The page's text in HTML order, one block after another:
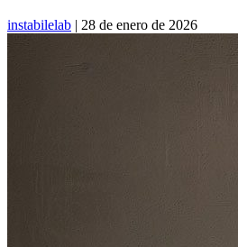
instabilelab 28 de enero de 2026